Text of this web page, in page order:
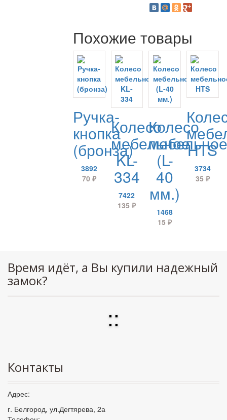
Похожие товары
Ручка-
кнопка
(бронза)
3892
70 ₽
Колесо
мебельное
KL-
334
7422
135₽
Колесо
(L-
40
мм.)
1468
15₽
HTS
3734
35 ₽
Время идёт, а Вы купили надежный
замок?
::
Контакты
Адрес:
г. Белгород, ул.Дегтярева, 2а